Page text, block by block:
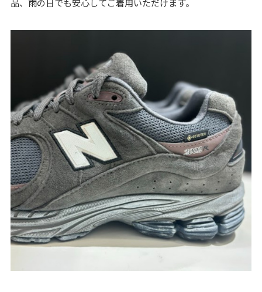
品、雨の日でも安心してご着用いただけます。